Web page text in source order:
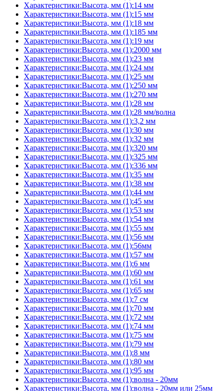
Характеристики:Высота, мм (1):14 мм
Характеристики:Высота, мм (1):15 мм
Характеристики:Высота, мм (1):18 мм
Характеристики:Высота, мм (1):185 мм
Характеристики:Высота, мм (1):19 мм
Характеристики:Высота, мм (1):2000 мм
Характеристики:Высота, мм (1):23 мм
Характеристики:Высота, мм (1):24 мм
Характеристики:Высота, мм (1):25 мм
Характеристики:Высота, мм (1):250 мм
Характеристики:Высота, мм (1):270 мм
Характеристики:Высота, мм (1):28 мм
Характеристики:Высота, мм (1):28 мм/волна
Характеристики:Высота, мм (1):3,2 мм
Характеристики:Высота, мм (1):30 мм
Характеристики:Высота, мм (1):32 мм
Характеристики:Высота, мм (1):320 мм
Характеристики:Высота, мм (1):325 мм
Характеристики:Высота, мм (1):336 мм
Характеристики:Высота, мм (1):35 мм
Характеристики:Высота, мм (1):38 мм
Характеристики:Высота, мм (1):44 мм
Характеристики:Высота, мм (1):45 мм
Характеристики:Высота, мм (1):53 мм
Характеристики:Высота, мм (1):54 мм
Характеристики:Высота, мм (1):55 мм
Характеристики:Высота, мм (1):56 мм
Характеристики:Высота, мм (1):56мм
Характеристики:Высота, мм (1):57 мм
Характеристики:Высота, мм (1):6 мм
Характеристики:Высота, мм (1):60 мм
Характеристики:Высота, мм (1):61 мм
Характеристики:Высота, мм (1):65 мм
Характеристики:Высота, мм (1):7 см
Характеристики:Высота, мм (1):70 мм
Характеристики:Высота, мм (1):72 мм
Характеристики:Высота, мм (1):74 мм
Характеристики:Высота, мм (1):75 мм
Характеристики:Высота, мм (1):79 мм
Характеристики:Высота, мм (1):8 мм
Характеристики:Высота, мм (1):80 мм
Характеристики:Высота, мм (1):95 мм
Характеристики:Высота, мм (1):волна - 20мм
Характеристики:Высота, мм (1):волна - 20мм или 25мм